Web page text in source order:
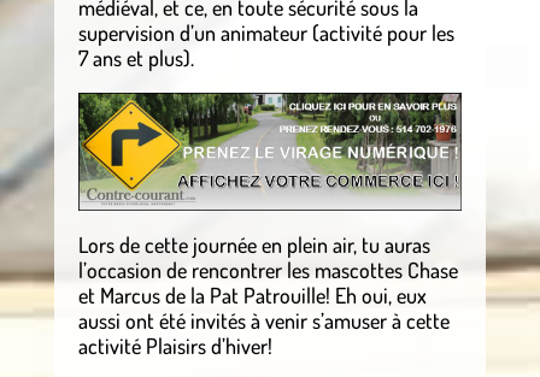
médiéval, et ce, en toute sécurité sous la
supervision d’un animateur (activité pour les
7 ans et plus).
Lors de cette journée en plein air, tu auras
l’occasion de rencontrer les mascottes Chase
et Marcus de la Pat Patrouille! Eh oui, eux
aussi ont été invités à venir s’amuser à cette
activité Plaisirs d’hiver!